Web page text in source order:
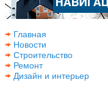
Главная
Новости
Строительство
Ремонт
Дизайн и интерьер